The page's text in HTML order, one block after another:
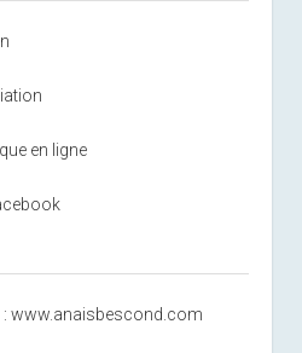
en ligne
www.anaisbescond.com